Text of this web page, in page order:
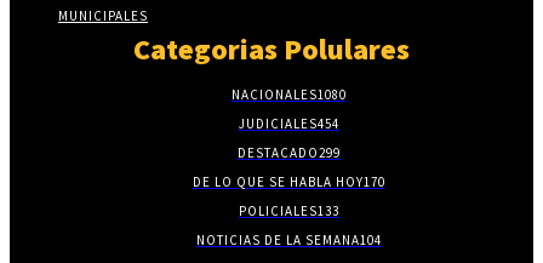
MUNICIPALES
Categorias Polulares
NACIONALES1080
JUDICIALES454
DESTACADO299
DE LO QUE SE HABLA HOY170
POLICIALES133
NOTICIAS DE LA SEMANA104